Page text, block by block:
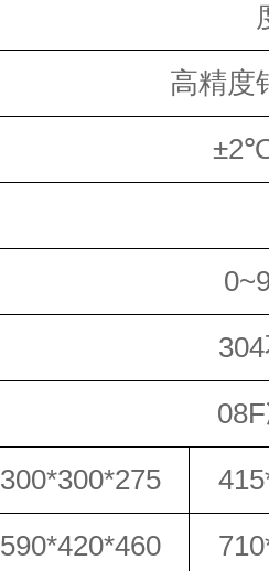
高精度
300*300*275
590*420*460